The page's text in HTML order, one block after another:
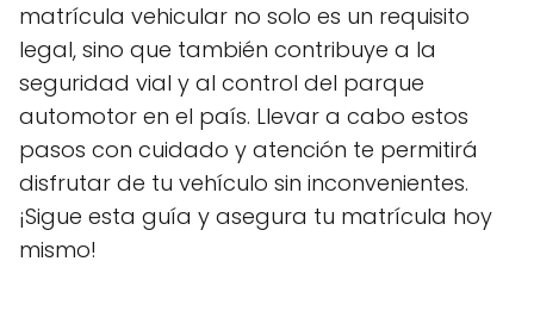
matrícula vehicular no solo es un requisito
legal, sino que también contribuye a la
seguridad vial y al control del parque
automotor en el país. Llevar a cabo estos
pasos con cuidado y atención te permitirá
disfrutar de tu vehículo sin inconvenientes.
¡Sigue esta guía y asegura tu matrícula hoy
mismo!